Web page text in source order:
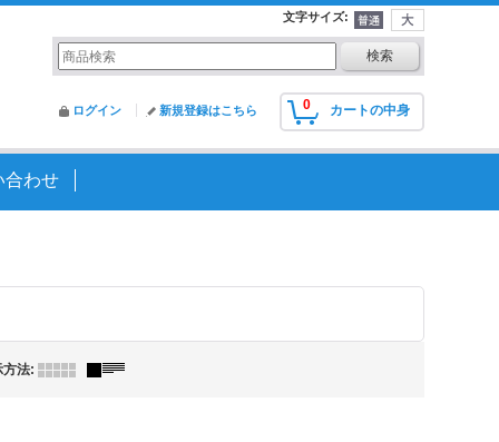
文字サイズ:
0 カートの中身
ログイン 新規登録はこちら
合わせ
方法: